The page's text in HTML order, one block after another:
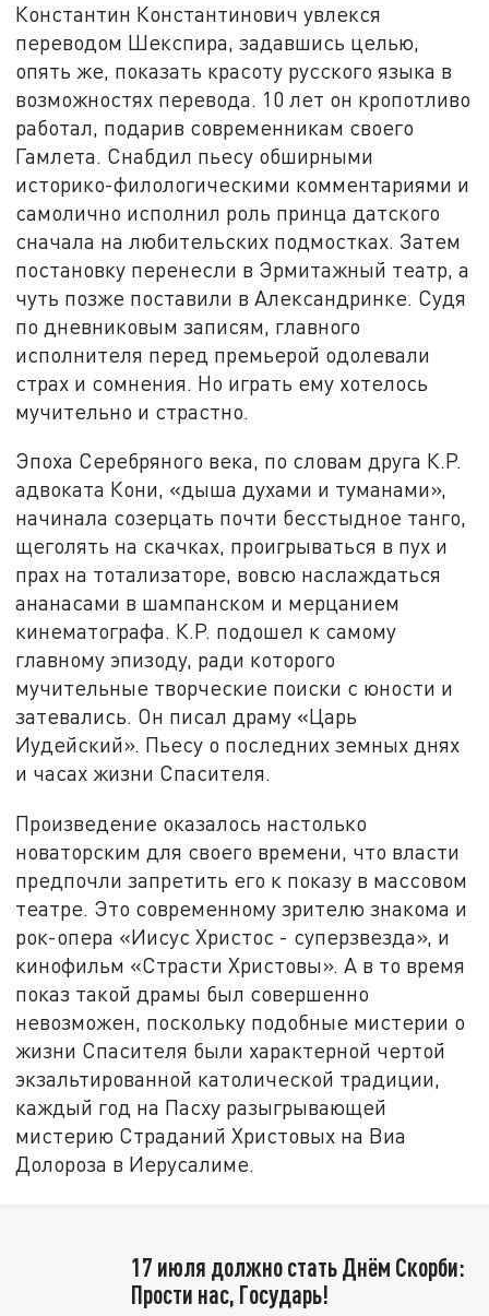
Константин Константинович увлекся
переводом Шекспира, задавшись целью,
опять же, показать красоту русского языка в
возможностях перевода. 10 лет он кропотливо
работал, подарив современникам своего
Гамлета. Снабдил пьесу обширными
историко-филологическими комментариями и
самолично исполнил роль принца датского
сначала на любительских подмостках. Затем
постановку перенесли в Эрмитажный театр, а
чуть позже поставили в Александринке. Судя
по дневниковым записям, главного
исполнителя перед премьерой одолевали
страх и сомнения. Но играть ему хотелось
мучительно и страстно.
Эпоха Серебряного века, по словам друга К.Р.
адвоката Кони, «дыша духами и туманами»,
начинала созерцать почти бесстыдное танго,
щеголять на скачках, проигрываться в пух и
прах на тотализаторе, вовсю наслаждаться
ананасами в шампанском и мерцанием
кинематографа. К.Р. подошел к самому
главному эпизоду, ради которого
мучительные творческие поиски с юности и
затевались. Он писал драму «Царь
Иудейский». Пьесу о последних земных днях
и часах жизни Спасителя.
Произведение оказалось настолько
новаторским для своего времени, что власти
предпочли запретить его к показу в массовом
театре. Это современному зрителю знакома и
рок-опера «Иисус Христос - суперзвезда», и
кинофильм «Страсти Христовы». А в то время
показ такой драмы был совершенно
невозможен, поскольку подобные мистерии о
жизни Спасителя были характерной чертой
экзальтированной католической традиции,
каждый год на Пасху разыгрывающей
мистерию Страданий Христовых на Виа
Долороза в Иерусалиме.
17 июля должно стать Днём Скорби:
Прости нас, Государь!